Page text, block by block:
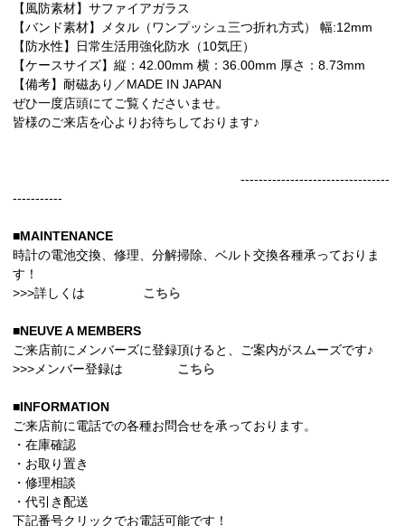
【風防素材】サファイアガラス
【バンド素材】メタル（ワンプッシュ三つ折れ方式） 幅:12mm
【防水性】日常生活用強化防水（10気圧）
【ケースサイズ】縦：42.00mm 横：36.00mm 厚さ：8.73mm
【備考】耐磁あり／MADE IN JAPAN
ぜひ一度店頭にてご覧くださいませ。
皆様のご来店を心よりお待ちしております♪
---------------------------------
-----------
■MAINTENANCE
時計の電池交換、修理、分解掃除、ベルト交換各種承っておりま
す！
>>>詳しくは
こちら
■NEUVE A MEMBERS
ご来店前にメンバーズに登録頂けると、ご案内がスムーズです♪
>>>メンバー登録は
こちら
■INFORMATION
ご来店前に電話での各種お問合せを承っております。
・在庫確認
・お取り置き
・修理相談
・代引き配送
下記番号クリックでお電話可能です！